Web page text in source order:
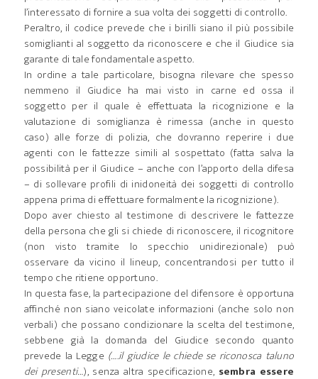
l’interessato di fornire a sua volta dei soggetti di controllo.
Peraltro, il codice prevede che i birilli siano il più possibile
somiglianti al soggetto da riconoscere e che il Giudice sia
garante di tale fondamentale aspetto.
In ordine a tale particolare, bisogna rilevare che spesso
nemmeno il Giudice ha mai visto in carne ed ossa il
soggetto per il quale è effettuata la ricognizione e la
valutazione di somiglianza è rimessa (anche in questo
caso) alle forze di polizia, che dovranno reperire i due
agenti con le fattezze simili al sospettato (fatta salva la
possibilità per il Giudice – anche con l’apporto della difesa
– di sollevare profili di inidoneità dei soggetti di controllo
appena prima di effettuare formalmente la ricognizione).
Dopo aver chiesto al testimone di descrivere le fattezze
della persona che gli si chiede di riconoscere, il ricognitore
(non visto tramite lo specchio unidirezionale) può
osservare da vicino il lineup, concentrandosi per tutto il
tempo che ritiene opportuno.
In questa fase, la partecipazione del difensore è opportuna
affinché non siano veicolate informazioni (anche solo non
verbali) che possano condizionare la scelta del testimone,
sebbene già la domanda del Giudice secondo quanto
prevede la Legge (….il giudice le chiede se riconosca taluno
dei presenti…), senza altra specificazione, sembra essere